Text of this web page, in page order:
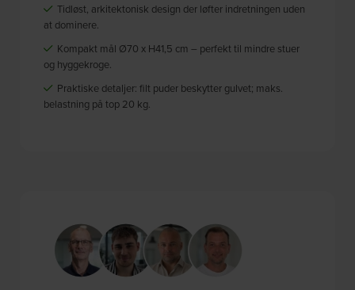
Tidløst, arkitektonisk design der løfter indretningen uden
at dominere.
Kompakt mål Ø70 x H41,5 cm – perfekt til mindre stuer
og hyggekroge.
Praktiske detaljer: filt puder beskytter gulvet; maks.
belastning på top 20 kg.